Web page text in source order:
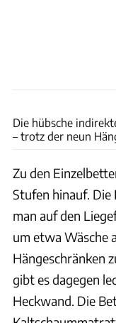
Die hübsche
– trotz der neun
Zu den
Stufen hinauf. Die
man auf den
um etwa Wäsche
Hängeschränken
gibt es dagegen
Heckwand. Die